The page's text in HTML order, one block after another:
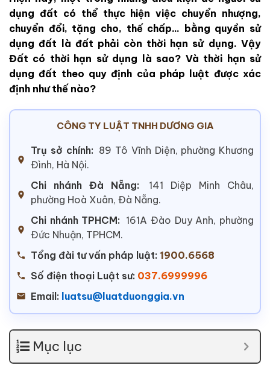
dụng đất có thể thực hiện việc chuyển nhượng,
chuyển đổi, tặng cho, thế chấp... bằng quyền sử
dụng đất là đất phải còn thời hạn sử dụng. Vậy
Đất có thời hạn sử dụng là sao? Và thời hạn sử
dụng đất theo quy định của pháp luật được xác
định như thế nào?
CÔNG TY LUẬT TNHH DƯƠNG GIA
Trụ sở chính: 89 Tô Vĩnh Diện, phường Khương
Đình, Hà Nội.
Chi nhánh Đà Nẵng:
141 Diệp Minh Châu,
phường Hoà Xuân, Đà Nẵng.
Chi nhánh TPHCM: 161A Đào Duy Anh, phường
Đức Nhuận, TPHCM.
Tổng đài tư vấn pháp luật: 1900.6568
Số điện thoại Luật sư: 037.6999996
Email: luatsu@luatduonggia.vn
Mục lục